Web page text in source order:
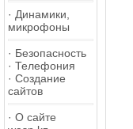
· Динамики,
микрофоны
· Безопасность
· Телефония
· Создание
сайтов
· О сайте